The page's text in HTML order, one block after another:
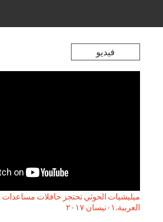
فيديو
ميليشيات الحوثي تحتجز حافلات مساعدات
العربية,۰۱نيسان ۲۰۱۷